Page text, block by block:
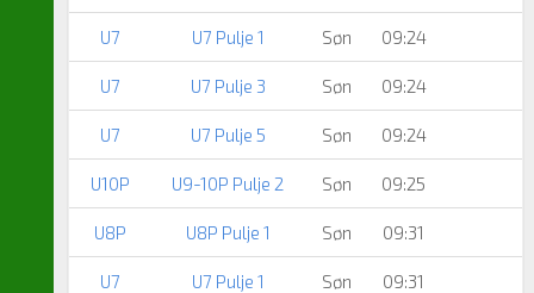
U7 U7 Pulje 1 Søn 09:24
U7 U7 Pulje 3 Søn 09:24
U7 U7 Pulje 5 Søn 09:24
U10P U9-10P Pulje 2 Søn 09:25
U8P U8P Pulje 1 Søn 09:31
U7 U7 Pulje 1 Søn 09:31